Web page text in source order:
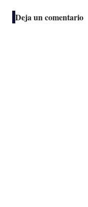
Deja un comentario